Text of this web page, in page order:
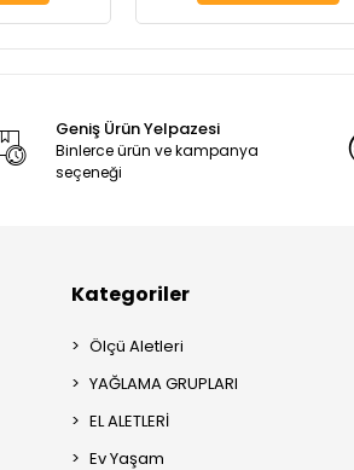
Geniş Ürün Yelpazesi
Binlerce ürün ve kampanya
seçeneği
Kategoriler
Ölçü Aletleri
YAĞLAMA GRUPLARI
EL ALETLERİ
Ev Yaşam